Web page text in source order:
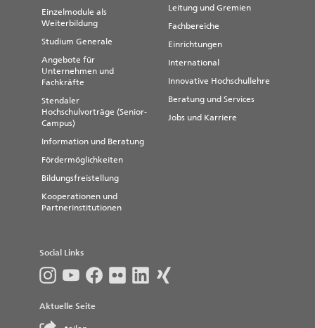
Einzelmodule als
Weiterbildung
Studium Generale
Angebote für
Unternehmen und
Fachkräfte
Stendaler
Hochschulvorträge (Senior-
Campus)
Information und Beratung
Fördermöglichkeiten
Bildungsfreistellung
Kooperationen und
Partnerinstitutionen
Leitung und Gremien
Fachbereiche
Einrichtungen
International
Innovative Hochschullehre
Beratung und Services
Jobs und Karriere
Social Links
Aktuelle Seite